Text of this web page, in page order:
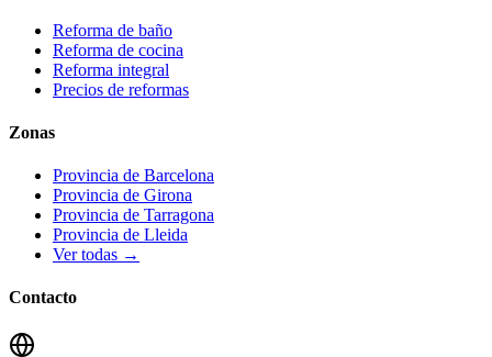
Reforma de baño
Reforma de cocina
Reforma integral
Precios de reformas
Zonas
Provincia de Barcelona
Provincia de Girona
Provincia de Tarragona
Provincia de Lleida
Ver todas →
Contacto